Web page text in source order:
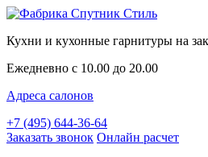
Кухни и кухонные гарнитуры на
Ежедневно с 10.00 до 20.00
Адреса салонов
+7 (495) 644-36-64
Заказать звонок Онлайн расчет